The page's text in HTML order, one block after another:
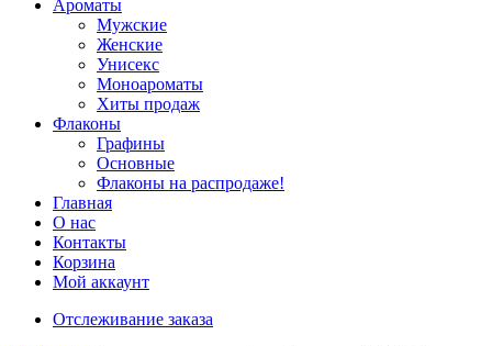
Ароматы
Мужские
Женские
Унисекс
Моноароматы
Хиты продаж
Флаконы
Графины
Основные
Флаконы на распродаже!
Главная
О нас
Контакты
Корзина
Мой аккаунт
Отслеживание заказа